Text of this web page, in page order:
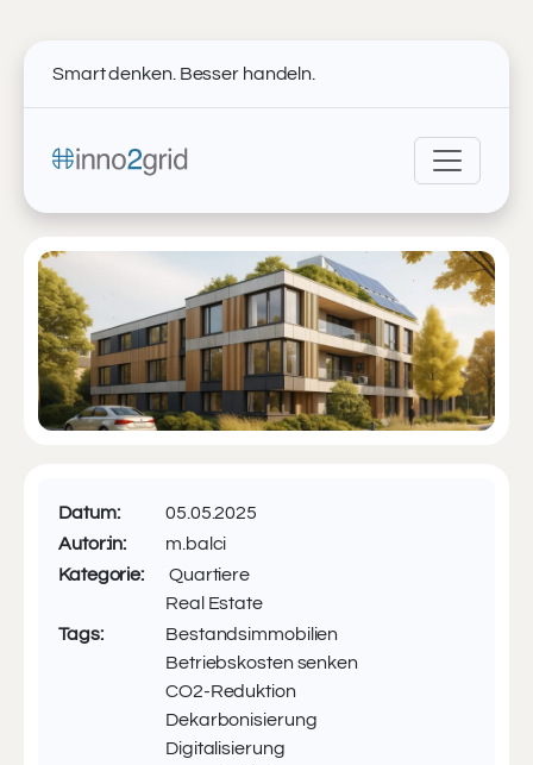
Smart denken. Besser handeln.
Datum:
05.05.2025
Autor:in:
m.balci
Kategorie:
Quartiere
Real Estate
Tags:
Bestandsimmobilien
Betriebskosten senken
CO2-Reduktion
Dekarbonisierung
Digitalisierung